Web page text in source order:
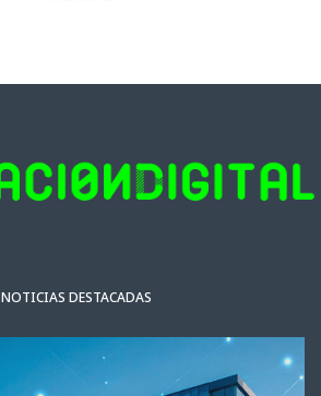
NOTICIAS DESTACADAS